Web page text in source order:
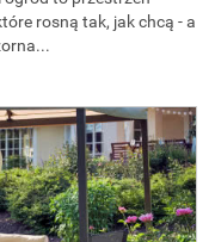
rosną tak, jak chcą - a